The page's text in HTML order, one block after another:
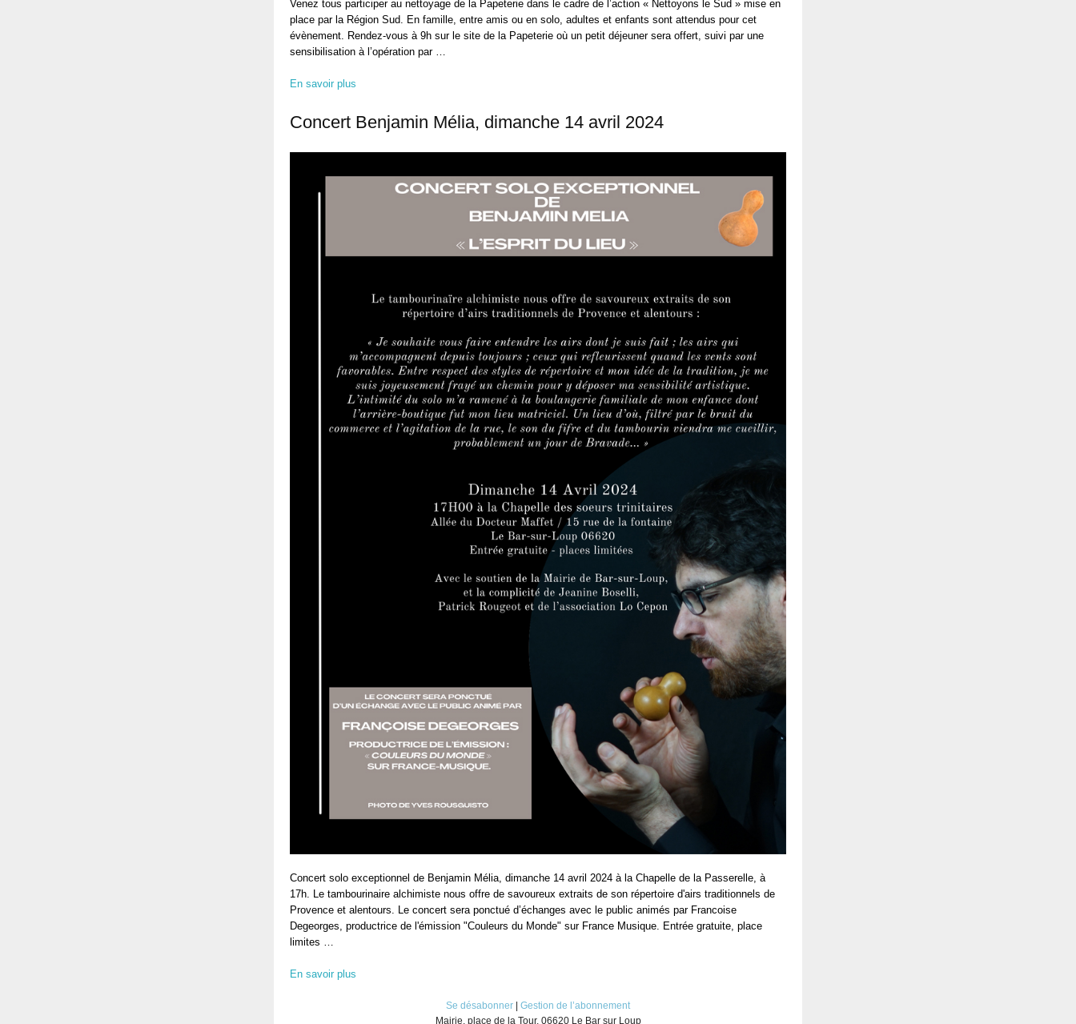
Venez tous participer au nettoyage de la Papeterie dans le cadre de l’action « Nettoyons le Sud » mise en
place par la Région Sud. En famille, entre amis ou en solo, adultes et enfants sont attendus pour cet
évènement. Rendez-vous à 9h sur le site de la Papeterie où un petit déjeuner sera offert, suivi par une
sensibilisation à l’opération par …
En savoir plus
Concert Benjamin Mélia, dimanche 14 avril 2024
Concert solo exceptionnel de Benjamin Mélia, dimanche 14 avril 2024 à la Chapelle de la Passerelle, à
17h. Le tambourinaire alchimiste nous offre de savoureux extraits de son répertoire d'airs traditionnels de
Provence et alentours. Le concert sera ponctué d’échanges avec le public animés par Francoise
Degeorges, productrice de l'émission "Couleurs du Monde" sur France Musique. Entrée gratuite, place
limites …
En savoir plus
Se désabonner
Gestion de l’abonnement
Mairie, place de la Tour, 06620 Le Bar sur Loup